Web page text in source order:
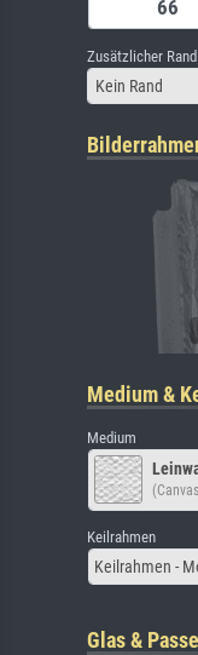
Zusätzlicher Rand
Kein Rand
Medium &
Medium
Keilrahmen
Keilrahmen -
Glas &